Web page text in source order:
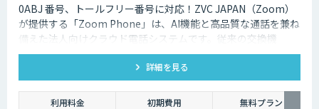
0ABJ 番号、トールフリー番号に対応！ZVC JAPAN（Zoom）
が提供する「Zoom Phone」は、AI機能と高品質な通話を兼ね
備えた法人向けクラウド電話システムです。従来の交換機
（PBX）を必要としないため、導入や運用にかかるコストを大
詳細を見る
利用料金 初期費用
無料プラン